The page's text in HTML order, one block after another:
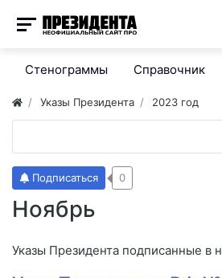
Стенограммы Справочник
Указы Президента 2023 год
Ноябрь
Подписаться 0
Указы Президента подписанные в